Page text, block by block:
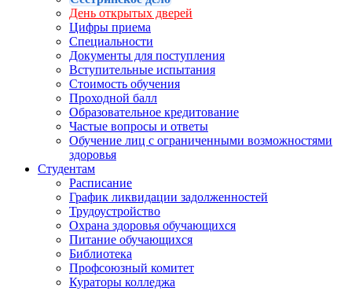
День открытых дверей
Цифры приема
Специальности
Документы для поступления
Вступительные испытания
Стоимость обучения
Проходной балл
Образовательное кредитование
Частые вопросы и ответы
Обучение лиц с ограниченными возможностями
здоровья
Студентам
Расписание
График ликвидации задолженностей
Трудоустройство
Охрана здоровья обучающихся
Питание обучающихся
Библиотека
Профсоюзный комитет
Кураторы колледжа